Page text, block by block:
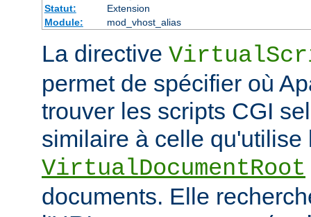
Statut:
Extension
Module:
mod_vhost_alias
La directive
permet de spécifier où
trouver les scripts CGI
similaire à celle qu'utilise
VirtualDocumentRoot
documents. Elle